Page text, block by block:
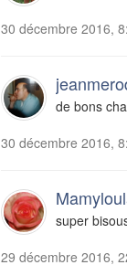
30 décembre 2016,
de bons
30 décembre 2016,
super
29 décembre 2016,